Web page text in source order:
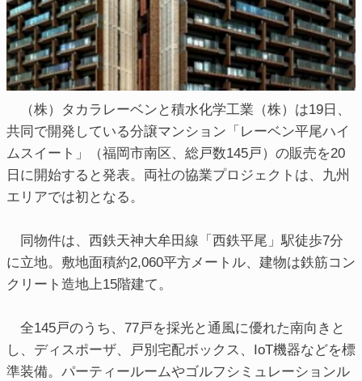
（株）タカラレーベンと積水化学工業（株）は19日、
共同で開発している分譲マンション「レーベン平尾ハイ
ムスイート」（福岡市南区、総戸数145戸）の販売を20
日に開始すると発表。両社の協業プロジェクトは、九州
エリアでは初となる。
同物件は、西鉄天神大牟田線「西鉄平尾」駅徒歩7分
に立地。敷地面積約2,060平方メートル、建物は鉄筋コン
クリート造地上15階建て。
全145戸のうち、77戸を採光と通風に優れた南向きと
し、ディスポーザ、戸別宅配ボックス、IoT機器などを標
準装備。パーティールームやゴルフシミュレーションル